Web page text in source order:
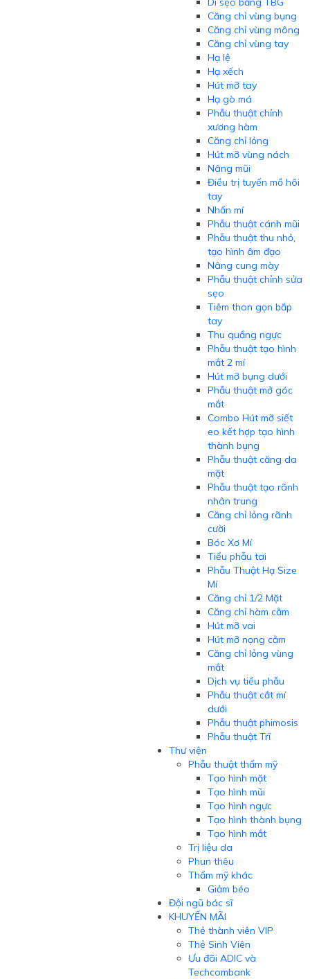
Căng chỉ vùng bụng
Căng chỉ vùng mông
Căng chỉ vùng tay
Hạ lệ
Hạ xếch
Hút mỡ tay
Hạ gò má
Phẫu thuật chỉnh
xương hàm
Căng chỉ lỏng
Hút mỡ vùng nách
Nâng mũi
Điều trị tuyến mồ hôi
tay
Nhấn mí
Phẫu thuật cánh mũi
Phẫu thuật thu nhỏ,
tạo hình âm đạo
Nâng cung mày
Phẫu thuật chỉnh sửa
sẹo
Tiêm thon gọn bắp
tay
Thu quầng ngực
Phẫu thuật tạo hình
mắt 2 mí
Hút mỡ bụng dưới
Phẫu thuật mở góc
mắt
Combo Hút mỡ siết
eo kết hợp tạo hình
thành bụng
Phẫu thuật căng da
mặt
Phẫu thuật tạo rãnh
nhân trung
Căng chỉ lỏng rãnh
cười
Bóc Xơ Mí
Tiểu phẫu tai
Phẫu Thuật Hạ Size
Mí
Căng chỉ 1/2 Mặt
Căng chỉ hàm cằm
Hút mỡ vai
Hút mỡ nọng cằm
Căng chỉ lỏng vùng
mắt
Dịch vụ tiểu phẫu
Phẫu thuật cắt mí
dưới
Phẫu thuật phimosis
Phẫu thuật Trĩ
Thư viện
Phẫu thuật thẩm mỹ
Tạo hình mặt
Tạo hình mũi
Tạo hình ngực
Tạo hình thành bụng
Tạo hình mắt
Trị liệu da
Phun thêu
Thẩm mỹ khác
Giảm béo
Đội ngũ bác sĩ
KHUYẾN MÃI
Thẻ thành viên VIP
Thẻ Sinh Viên
Ưu đãi ADIC và
Techcombank